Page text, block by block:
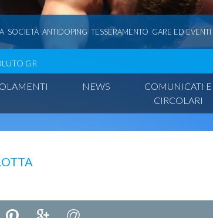
SOCIETÀ ANTIDOPING TESSERAMENTO GARE ED EVENTI
GR
NEWS
COMUNICATI E
CIRCOLARI